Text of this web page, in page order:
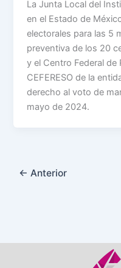
La Junta Local del
en el Estado de
electorales para las 5
preventiva de los 20
y el Centro Federal de
CEFERESO de la
derecho al voto de
mayo de 2024.
← Anterior